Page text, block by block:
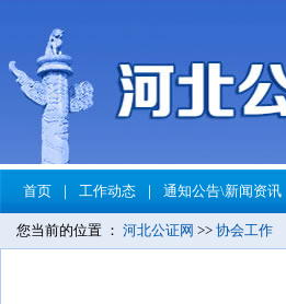
首页 ｜ 工作动态 ｜ 通知公告\新闻资讯
您当前的位置 ： 河北公证网 >> 协会工作